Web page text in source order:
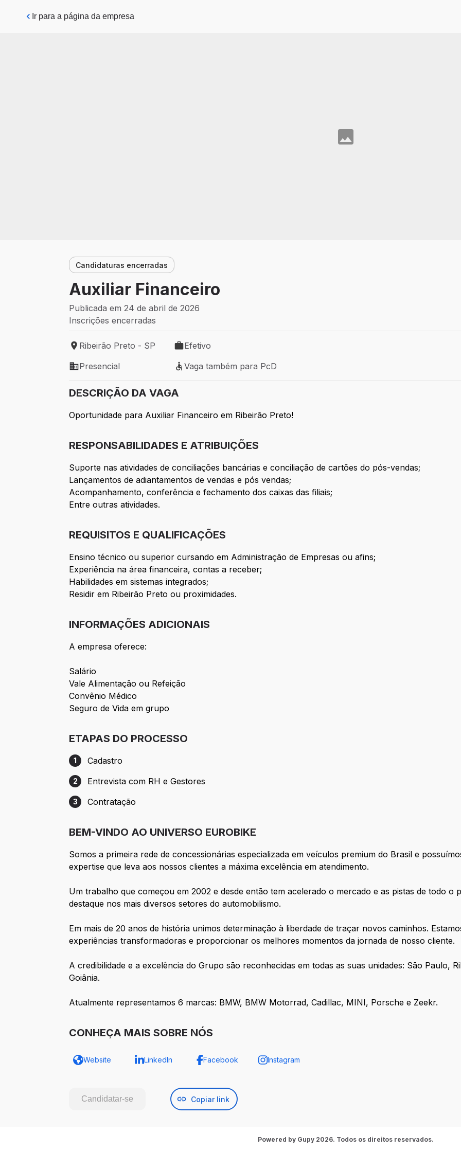
Pular para o conteúdo principal
Ir para a página da empresa
Candidaturas encerradas
Auxiliar Financeiro
Publicada em 24 de abril de 2026
Inscrições encerradas
Local de trabalho: Ribeirão Preto - SP
Ribeirão Preto - SP
Tipo de vaga: Efetivo
Efetivo
Modelo de trabalho: Presencial
Presencial
Vaga também para PcD
Vaga também para PcD
DESCRIÇÃO DA VAGA
Oportunidade para Auxiliar Financeiro em Ribeirão Preto!
RESPONSABILIDADES E ATRIBUIÇÕES
Suporte nas atividades de conciliações bancárias e conciliação de cartões do pós-vendas;
Lançamentos de adiantamentos de vendas e pós vendas;
Acompanhamento, conferência e fechamento dos caixas das filiais;
Entre outras atividades.
REQUISITOS E QUALIFICAÇÕES
Ensino técnico ou superior cursando em Administração de Empresas ou afins;
Experiência na área financeira, contas a receber;
Habilidades em sistemas integrados;
Residir em Ribeirão Preto ou proximidades.
INFORMAÇÕES ADICIONAIS
A empresa oferece:
Salário
Vale Alimentação ou Refeição
Convênio Médico
Seguro de Vida em grupo
ETAPAS DO PROCESSO
Etapa 1: Cadastro
1 Cadastro
Etapa 2: Entrevista com RH e Gestores
2 Entrevista com RH e Gestores
Etapa 3: Contratação
3 Contratação
BEM-VINDO AO UNIVERSO EUROBIKE
Somos a primeira rede de concessionárias especializada em veículos premium do Brasil e
expertise que leva aos nossos clientes a máxima excelência em atendimento.
Um trabalho que começou em 2002 e desde então tem acelerado o mercado e as pistas de todo o
destaque nos mais diversos setores do automobilismo.
Em mais de 20 anos de história unimos determinação à liberdade de traçar novos caminhos.
experiências transformadoras e proporcionar os melhores momentos da jornada de nosso cliente.
A credibilidade e a excelência do Grupo são reconhecidas em todas as suas unidades: São Paulo,
Goiânia.
Atualmente representamos 6 marcas: BMW, BMW Motorrad, Cadillac, MINI, Porsche e Zeekr.
CONHEÇA MAIS SOBRE NÓS
Website LinkedIn Facebook Instagram
Candidatar-se Copiar link
Powered by Gupy 2026. Todos os direitos reservados.